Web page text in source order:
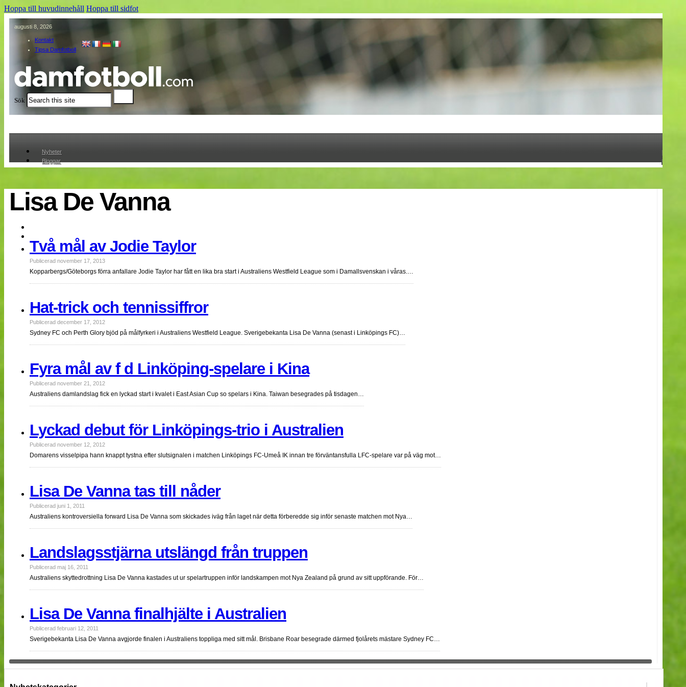
Hoppa till huvudinnehåll Hoppa till sidfot
augusti 8, 2026
Kontakt
Tipsa Damfotboll
Sök
Nyheter
Bloggar
Cuper
Medlemmar
Medlemsbilder
Split vision
Nyheter
Bloggar
Webb-TV
Cuper
Medlemmar
Medlemsbilder
Split vision
Lisa De Vanna
Två mål av Jodie Taylor
Publicerad november 17, 2013
Kopparbergs/Göteborgs förra anfallare Jodie Taylor har fått en lika bra start i Australiens Westfield League som i Damallsvenskan i våras.…
Hat-trick och tennissiffror
Publicerad december 17, 2012
Sydney FC och Perth Glory bjöd på målfyrkeri i Australiens Westfield League. Sverigebekanta Lisa De Vanna (senast i Linköpings FC)…
Fyra mål av f d Linköping-spelare i Kina
Publicerad november 21, 2012
Australiens damlandslag fick en lyckad start i kvalet i East Asian Cup so spelars i Kina. Taiwan besegrades på tisdagen…
Lyckad debut för Linköpings-trio i Australien
Publicerad november 12, 2012
Domarens visselpipa hann knappt tystna efter slutsignalen i matchen Linköpings FC-Umeå IK innan tre förväntansfulla LFC-spelare var på väg mot…
Lisa De Vanna tas till nåder
Publicerad juni 1, 2011
Australiens kontroversiella forward Lisa De Vanna som skickades iväg från laget när detta förberedde sig inför senaste matchen mot Nya…
Landslagsstjärna utslängd från truppen
Publicerad maj 16, 2011
Australiens skyttedrottning Lisa De Vanna kastades ut ur spelartruppen inför landskampen mot Nya Zealand på grund av sitt uppförande. För…
Lisa De Vanna finalhjälte i Australien
Publicerad februari 12, 2011
Sverigebekanta Lisa De Vanna avgjorde finalen i Australiens toppliga med sitt mål. Brisbane Roar besegrade därmed fjolårets mästare Sydney FC…